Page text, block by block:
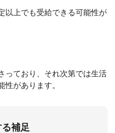
以上でも受給できる可能性が
っており、それ次第では生活
性があります。
補足